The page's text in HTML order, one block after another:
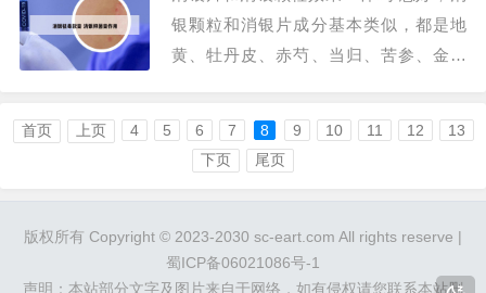
囊和消银颗粒...
银颗粒和消银片成分基本类似，都是地
黄、牡丹皮、赤芍、当归、苦参、金银
风、大青叶、红花等。功能也是以清热凉
血，养血润肤，祛风止痒为主，都用于用
于血热风燥型白花和血虚风燥型银屑病。
药多的人，容易产生...
首页 上页 4 5 6 7 8 9 10 11 12
13
下页
尾页
版权所有 Copyright © 2023-2030 sc-eart.com All rights reserve |
蜀ICP备06021086号-1
声明：本站部分文字及图片来自于网络，如有侵权请您联系本站删